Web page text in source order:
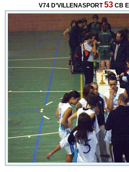
V74 D’VILLENASPORT53 CB